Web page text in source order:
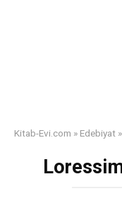
Kitab-Evi.com » Edebiyat »